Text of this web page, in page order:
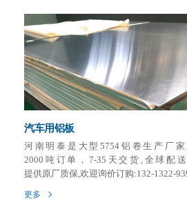
汽车用铝板
河南明泰是大型5754铝卷生产厂
2000吨订单，7-35天交货,全球配
提供原厂质保,欢迎询价订购:132-1322-
更多